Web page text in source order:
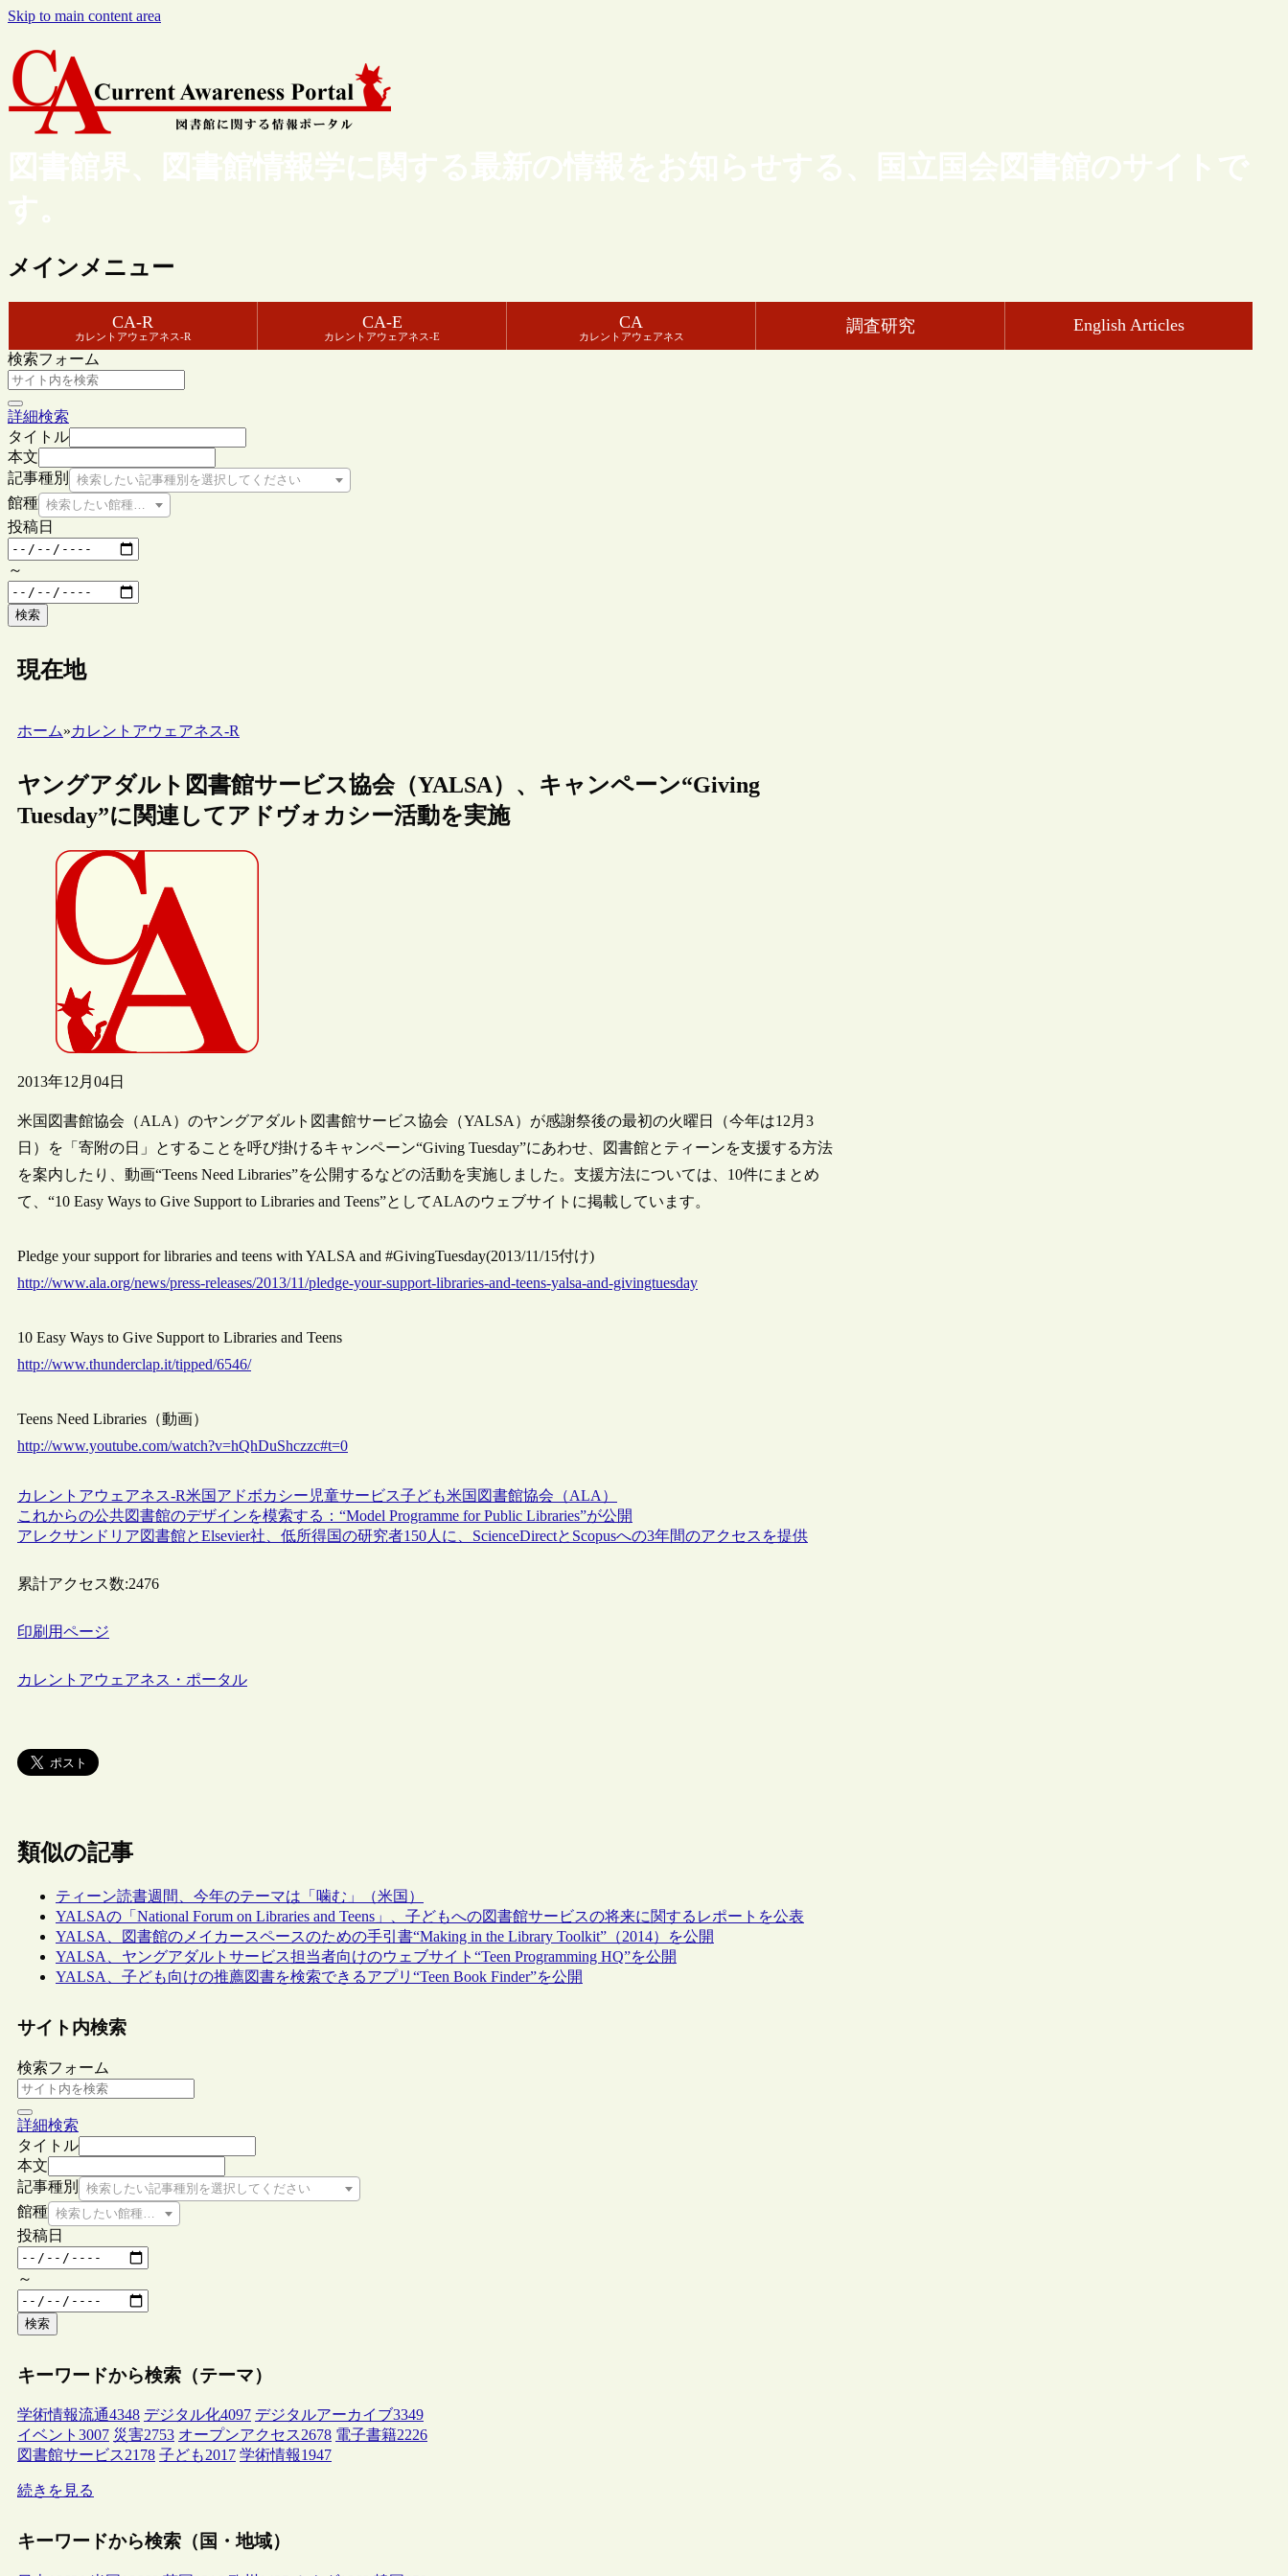
Skip to main content area
図書館界、図書館情報学に関する最新の情報をお知らせする、国立国会図書館のサイトで
す。
メインメニュー
CA-R
カレントアウェアネス-R
CA-E
カレントアウェアネス-E
CA
カレントアウェアネス
調査研究 English Articles
検索フォーム
詳細検索
タイトル
本文
記事種別
検索したい記事種別を選択してください
館種 検索したい館種を選択してください
投稿日
～
検索
現在地
ホーム»カレントアウェアネス-R
ヤングアダルト図書館サービス協会（YALSA）、キャンペーン“Giving
Tuesday”に関連してアドヴォカシー活動を実施
2013年12月04日
米国図書館協会（ALA）のヤングアダルト図書館サービス協会（YALSA）が感謝祭後の最初の火曜日（今年は12月3
日）を「寄附の日」とすることを呼び掛けるキャンペーン“Giving Tuesday”にあわせ、図書館とティーンを支援する方法
を案内したり、動画“Teens Need Libraries”を公開するなどの活動を実施しました。支援方法については、10件にまとめ
て、“10 Easy Ways to Give Support to Libraries and Teens”としてALAのウェブサイトに掲載しています。
Pledge your support for libraries and teens with YALSA and #GivingTuesday(2013/11/15付け)
http://www.ala.org/news/press-releases/2013/11/pledge-your-support-libraries-and-teens-yalsa-and-givingtuesday
10 Easy Ways to Give Support to Libraries and Teens
http://www.thunderclap.it/tipped/6546/
Teens Need Libraries（動画）
http://www.youtube.com/watch?v=hQhDuShczzc#t=0
カレントアウェアネス-R米国 アドボカシー 児童サービス子ども米国図書館協会（ALA）
これからの公共図書館のデザインを模索する：“Model Programme for Public Libraries”が公開
アレクサンドリア図書館とElsevier社、低所得国の研究者150人に、ScienceDirectとScopusへの3年間のアクセスを提供
累計アクセス数:2476
印刷用ページ
カレントアウェアネス・ポータル
類似の記事
ティーン読書週間、今年のテーマは「噛む」（米国）
YALSAの「National Forum on Libraries and Teens」、子どもへの図書館サービスの将来に関するレポートを公表
YALSA、図書館のメイカースペースのための手引書“Making in the Library Toolkit”（2014）を公開
YALSA、ヤングアダルトサービス担当者向けのウェブサイト“Teen Programming HQ”を公開
YALSA、子ども向けの推薦図書を検索できるアプリ“Teen Book Finder”を公開
サイト内検索
検索フォーム
詳細検索
タイトル
本文
記事種別
検索したい記事種別を選択してください
館種 検索したい館種を選択してください
投稿日
～
検索
キーワードから検索（テーマ）
学術情報流通4348 デジタル化4097 デジタルアーカイブ3349
イベント 3007 災害2753 オープンアクセス2678 電子書籍2226
図書館サービス2178 子ども2017 学術情報1947
続きを見る
キーワードから検索（国・地域）